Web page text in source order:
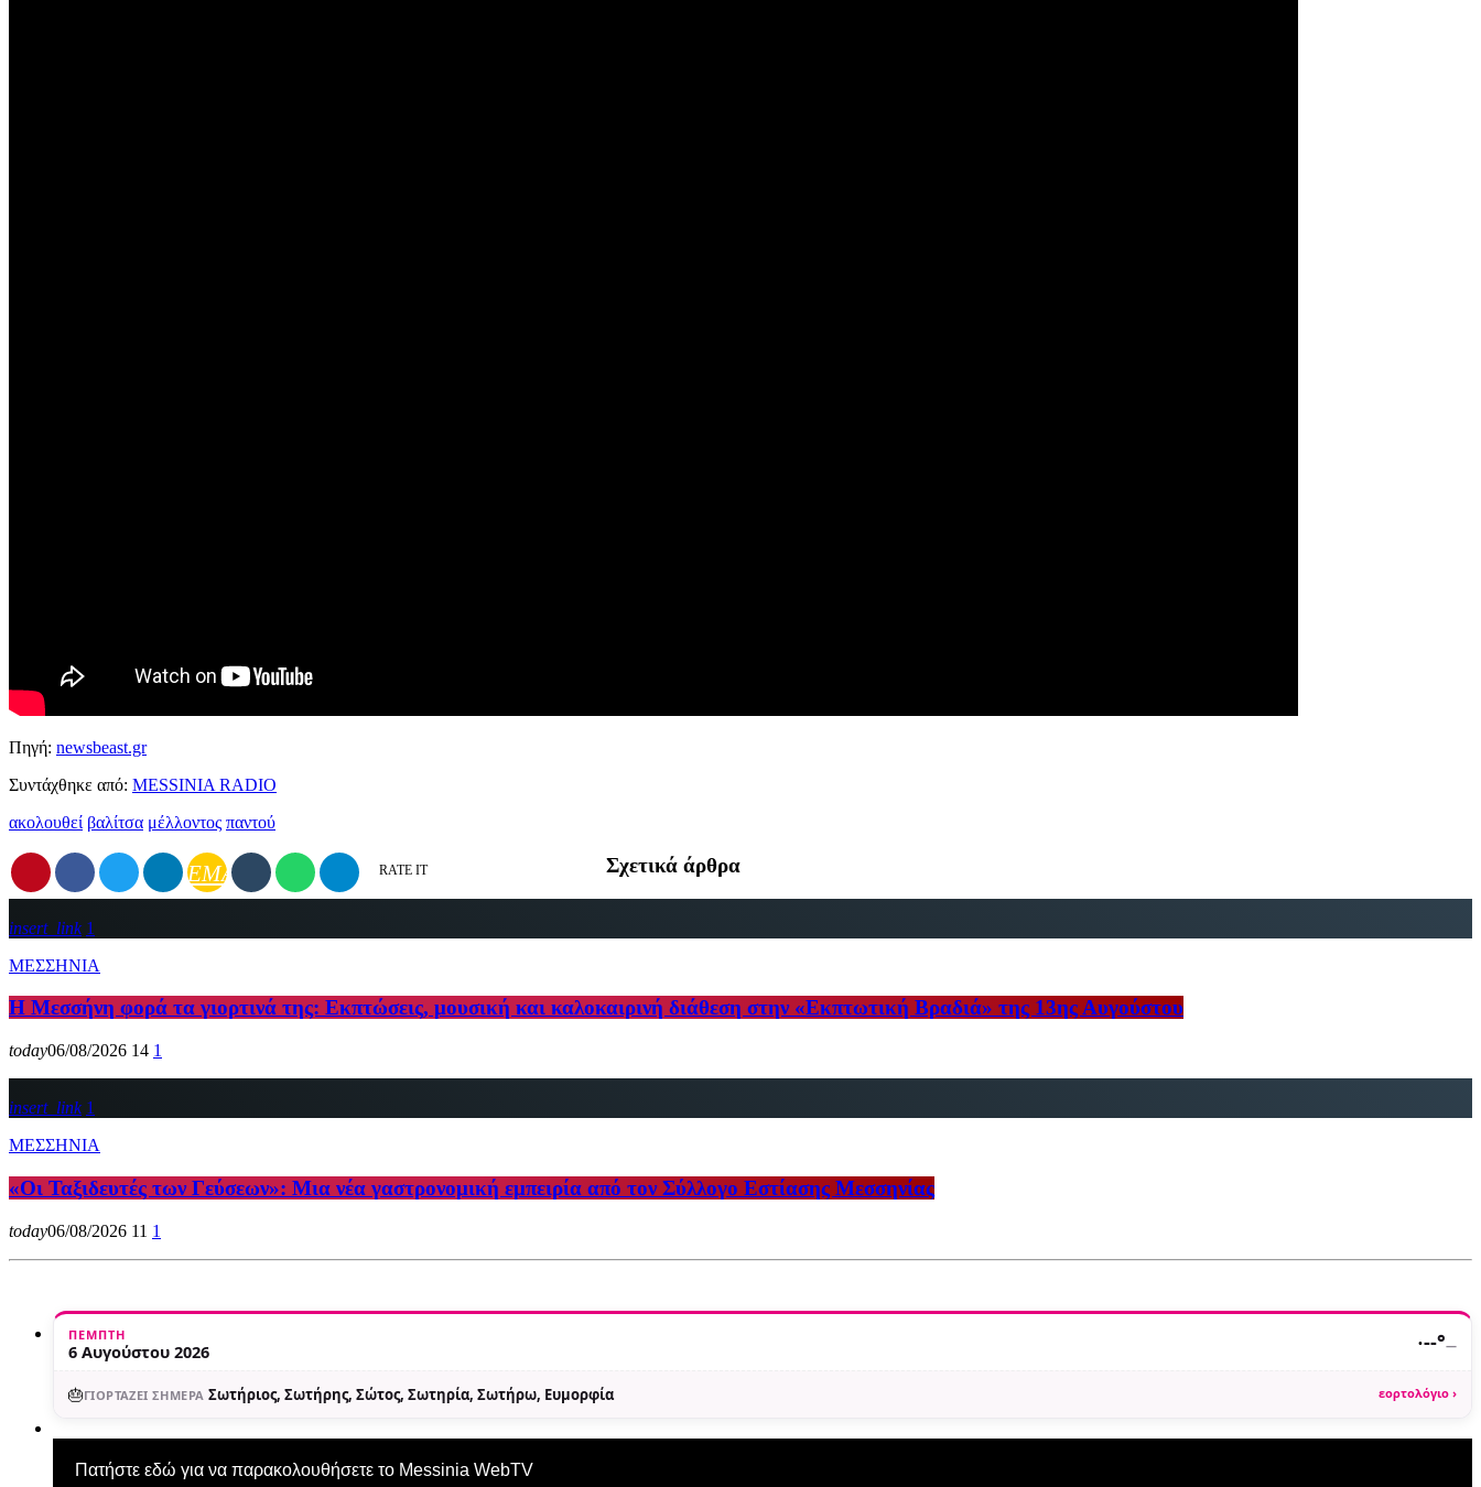
Πηγή: newsbeast.gr
Συντάχθηκε από: MESSINIA RADIO
ακολουθεί βαλίτσα μέλλοντος παντού
EMAIL RATE IT Σχετικά άρθρα
insert_link 1
ΜΕΣΣΗΝΙΑ
Η Μεσσήνη φορά τα γιορτινά της: Εκπτώσεις, μουσική και καλοκαιρινή διάθεση στην «Εκπτωτική Βραδιά» της 13ης Αυγούστου
today06/08/2026 14 1
insert_link 1
ΜΕΣΣΗΝΙΑ
«Οι Ταξιδευτές των Γεύσεων»: Μια νέα γαστρονομική εμπειρία από τον Σύλλογο Εστίασης Μεσσηνίας
today06/08/2026 11 1
ΠΈΜΠΤΗ
6 Αυγούστου 2026 ·--°—
🎂ΓΙΟΡΤΆΖΕΙ ΣΉΜΕΡΑ Σωτήριος, Σωτήρης, Σώτος, Σωτηρία, Σωτήρω, Ευμορφία εορτολόγιο ›
Πατήστε εδώ για να παρακολουθήσετε το Messinia WebTV